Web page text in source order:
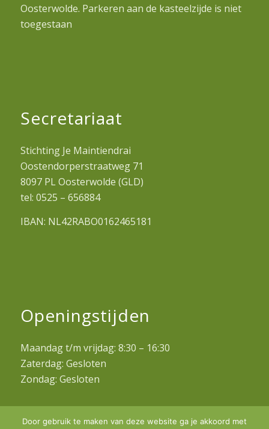
Oosterwolde. Parkeren aan de kasteelzijde is niet
toegestaan
Secretariaat
Stichting Je Maintiendrai
Oostendorperstraatweg 71
8097 PL Oosterwolde (GLD)
tel: 0525 – 656884
IBAN: NL42RABO0162465181
Openingstijden
Maandag t/m vrijdag: 8:30 – 16:30
Zaterdag: Gesloten
Zondag: Gesloten
Door gebruik te maken van deze website ga je akkoord met